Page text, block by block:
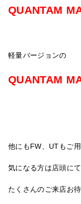
QUANTAM
軽量バージョンの
QUANTAM
他にもFW、UTもご
気になる方は店頭に
たくさんのご来店お